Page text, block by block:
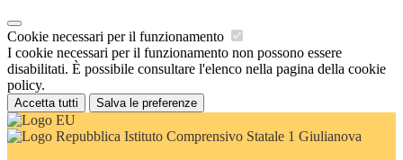
Cookie necessari per il funzionamento
I cookie necessari per il funzionamento non possono essere
disabilitati. È possibile consultare l'elenco nella pagina della cookie
policy.
Accetta tutti Salva le preferenze
Istituto Comprensivo Statale 1 Giulianova